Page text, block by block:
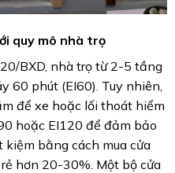
quy mô nhà trọ
BXD, nhà trọ từ 2-5 tầng
60 phút (EI60). Tuy nhiên,
để xe hoặc lối thoát hiểm
hoặc EI120 để đảm bảo
bằng cách mua cửa
hơn 20-30%. Một bộ cửa